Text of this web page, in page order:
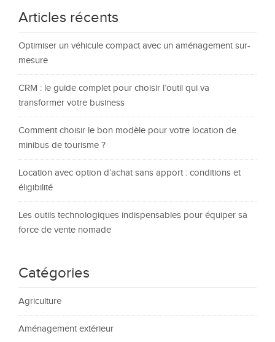
Articles récents
Optimiser un véhicule compact avec un aménagement sur-
mesure
CRM : le guide complet pour choisir l’outil qui va
transformer votre business
Comment choisir le bon modèle pour votre location de
minibus de tourisme ?
Location avec option d’achat sans apport : conditions et
éligibilité
Les outils technologiques indispensables pour équiper sa
force de vente nomade
Catégories
Agriculture
Aménagement extérieur